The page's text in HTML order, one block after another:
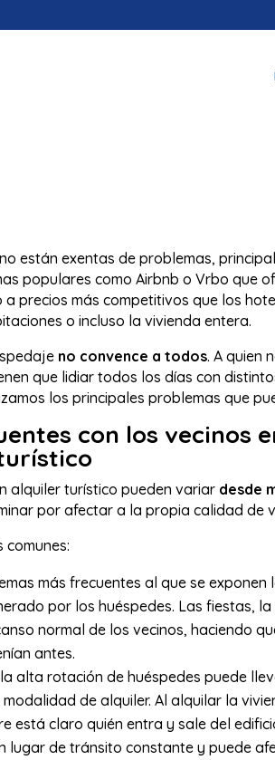
no están exentas de problemas,
populares como Airbnb o Vrbo que
precios más competitivos que los
o incluso la vivienda entera.
no convence a todos. A quien
que lidiar todos los días con
los principales problemas que
con los vecinos
alquiler turístico pueden variardesde
por afectar a la propia calidad de
más frecuentes al que se exponen
por los huéspedes. Las fiestas,
normal de los vecinos, haciendo
antes.
alta rotación de huéspedes puede
de alquiler. Al alquilar la
está claro quién entra y sale del
lugar de tránsito constante y puede